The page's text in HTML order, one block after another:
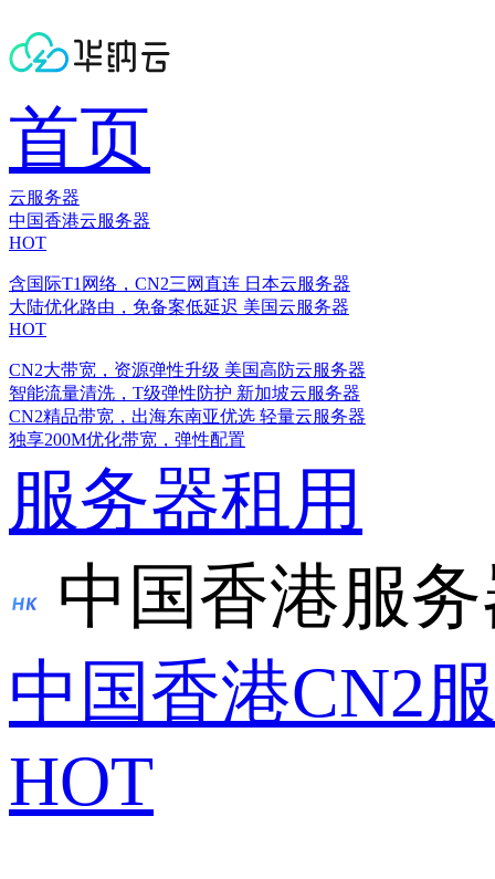
首页
云服务器
中国香港云服务器
HOT
含国际T1网络，CN2三网直连 日本云服务器
大陆优化路由，免备案低延迟 美国云服务器
HOT
CN2大带宽，资源弹性升级 美国高防云服务器
智能流量清洗，T级弹性防护 新加坡云服务器
CN2精品带宽，出海东南亚优选 轻量云服务器
独享200M优化带宽，弹性配置
服务器租用
中国香港服
中国香港CN2
HOT